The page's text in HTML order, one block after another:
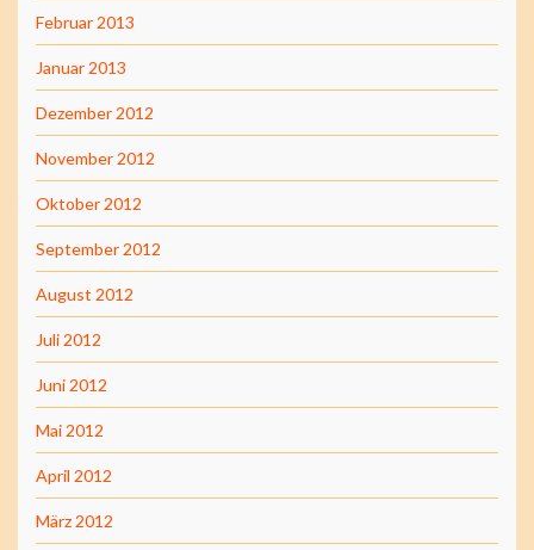
Februar 2013
Januar 2013
Dezember 2012
November 2012
Oktober 2012
September 2012
August 2012
Juli 2012
Juni 2012
Mai 2012
April 2012
März 2012